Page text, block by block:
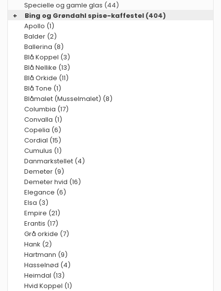
Specielle og gamle glas (44)
+
Bing og Grøndahl spise-kaffestel (404)
Apollo (1)
Balder (2)
Ballerina (8)
Blå Koppel (3)
Blå Nellike (13)
Blå Orkide (11)
Blå Tone (1)
Blåmalet (Musselmalet) (8)
Columbia (17)
Convalla (1)
Copelia (6)
Cordial (15)
Cumulus (1)
Danmarkstellet (4)
Demeter (9)
Demeter hvid (16)
Elegance (6)
Elsa (3)
Empire (21)
Erantis (17)
Grå orkide (7)
Hank (2)
Hartmann (9)
Hasselnød (4)
Heimdal (13)
Hvid Koppel (1)